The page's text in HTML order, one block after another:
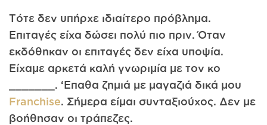
Τότε δεν υπήρχε ιδιαίτερο πρόβλημα.
Επιταγές είχα δώσει πολύ πιο πριν. Όταν
εκδόθηκαν οι επιταγές δεν είχα υποψία.
Είχαμε αρκετά καλή γνωριμία με τον κο
_______. ‘Επαθα ζημιά με μαγαζιά δικά μου
Franchise. Σήμερα είμαι συνταξιούχος. Δεν με
βοήθησαν οι τράπεζες.